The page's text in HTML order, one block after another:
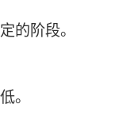
的阶段。
。